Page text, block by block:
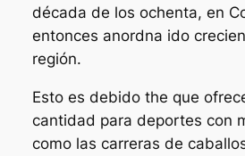
década de los ochenta, en
entonces anordna ido
región.
Esto es debido the que
cantidad para deportes con
como las carreras de